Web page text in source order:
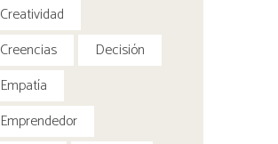
Creatividad
Creencias
Decisión
Empatía
Emprendedor